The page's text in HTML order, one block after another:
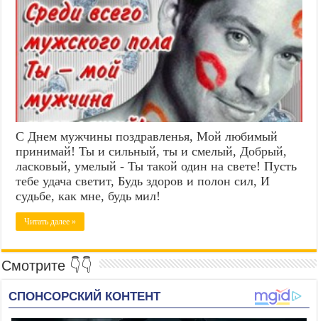
С Днем мужчины поздравленья, Мой любимый
принимай! Ты и сильный, ты и смелый, Добрый,
ласковый, умелый - Ты такой один на свете! Пусть
тебе удача светит, Будь здоров и полон сил, И
судьбе, как мне, будь мил!
Читать далее »
Смотрите 👇👇